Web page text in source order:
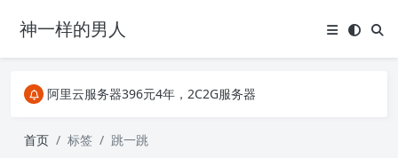
神一样的男人
阿里云服务器396元4年，2C2G服务器
关注Telegram频道有新消息第一时间推送
阿里云服务器396元4年，2C2G服务器
首页 标签 跳一跳